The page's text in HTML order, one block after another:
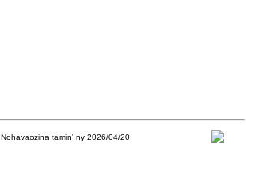
Nohavaozina tamin' ny 2026/04/20